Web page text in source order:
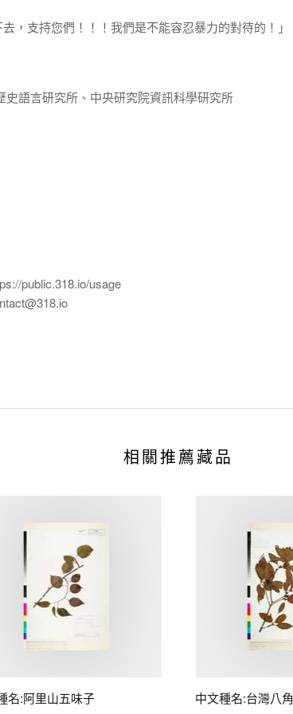
，支持您們！！！我們是不能容忍暴力的對待的！」
語言研究所、中央研究院資訊科學研究所
public.318.io/usage
相關推薦藏品
名:阿里山五味子 中文種名:台灣八角